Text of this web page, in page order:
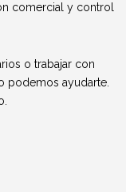
comercial y control
o trabajar con
podemos ayudarte.